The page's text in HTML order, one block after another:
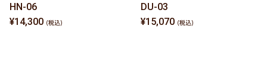
HN-06
¥14,300
DU-03
¥15,070